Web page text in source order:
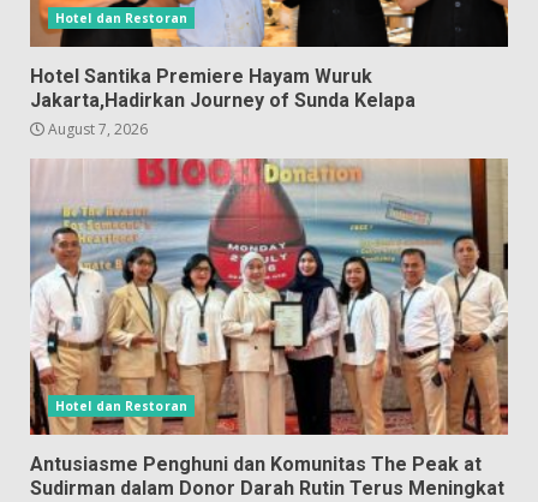
Hotel dan Restoran
Hotel Santika Premiere Hayam Wuruk
Jakarta,Hadirkan Journey of Sunda Kelapa
August 7, 2026
Hotel dan Restoran
Antusiasme Penghuni dan Komunitas The Peak at
Sudirman dalam Donor Darah Rutin Terus Meningkat